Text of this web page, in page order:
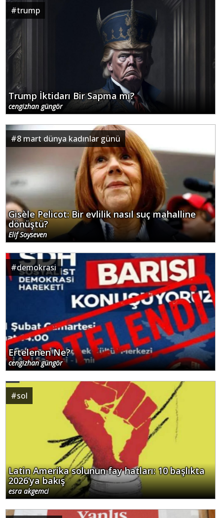
#trump
Trump İktidarı Bir Sapma mı?
cengizhan güngör
#8 mart dünya kadınlar günü
Gisèle Pelicot: Bir evlilik nasıl suç mahalline
dönüştü?
Elif Soyseven
#demokrasi
Ertelenen Ne?
cengizhan güngör
#sol
Latin Amerika solunun fay hatları: 10 başlıkta
2026’ya bakış
esra akgemci